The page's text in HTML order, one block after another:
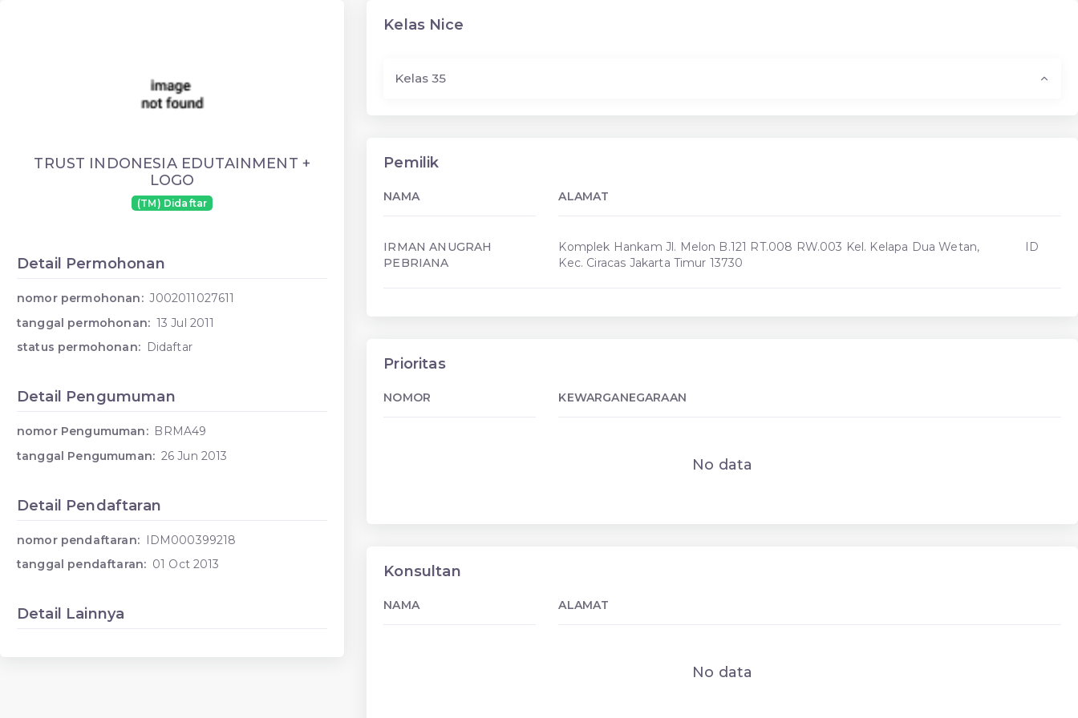
TRUST INDONESIA EDUTAINMENT +
LOGO
(TM) Didaftar
Detail Permohonan
nomor permohonan: J002011027611
tanggal permohonan: 13 Jul 2011
status permohonan: Didaftar
Detail Pengumuman
nomor Pengumuman: BRMA49
tanggal Pengumuman: 26 Jun 2013
Detail Pendaftaran
nomor pendaftaran: IDM000399218
tanggal pendaftaran: 01 Oct 2013
Detail Lainnya
Kelas Nice
Kelas 35
Pemilik
NAMA ALAMAT
IRMAN ANUGRAH
PEBRIANA
Komplek Hankam Jl. Melon B.121 RT.008 RW.003 Kel. Kelapa Dua Wetan,
Kec. Ciracas Jakarta Timur 13730
ID
Prioritas
NOMOR KEWARGANEGARAAN
No data
Konsultan
NAMA ALAMAT
No data